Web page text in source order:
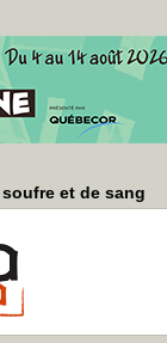
soufre et de sang